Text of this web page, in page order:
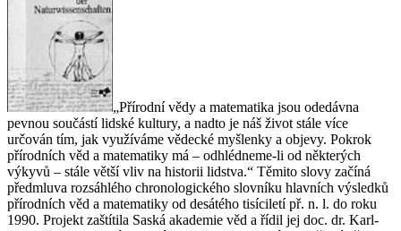
„Přírodní vědy a matematika jsou odedávna
pevnou součástí lidské kultury, a nadto je náš život stále více
určován tím, jak využíváme vědecké myšlenky a objevy. Pokrok
přírodních věd a matematiky má – odhlédneme-li od některých
výkyvů – stále větší vliv na historii lidstva.“ Těmito slovy začíná
předmluva rozsáhlého chronologického slovníku hlavních výsledků
přírodních věd a matematiky od desátého tisíciletí př. n. l. do roku
1990. Projekt zaštítila Saská akademie věd a řídil jej doc. dr. Karl-